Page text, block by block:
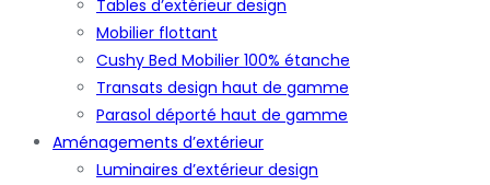
Tables d’extérieur design
Mobilier flottant
Cushy Bed Mobilier 100% étanche
Transats design haut de gamme
Parasol déporté haut de gamme
Aménagements d’extérieur
Luminaires d’extérieur design